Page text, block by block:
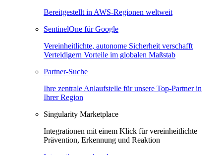
Bereitgestellt in AWS-Regionen weltweit
SentinelOne für Google
Vereinheitlichte, autonome Sicherheit verschafft
Verteidigern Vorteile im globalen Maßstab
Partner-Suche
Ihre zentrale Anlaufstelle für unsere Top-Partner in
Ihrer Region
Singularity Marketplace
Integrationen mit einem Klick für vereinheitlichte
Prävention, Erkennung und Reaktion